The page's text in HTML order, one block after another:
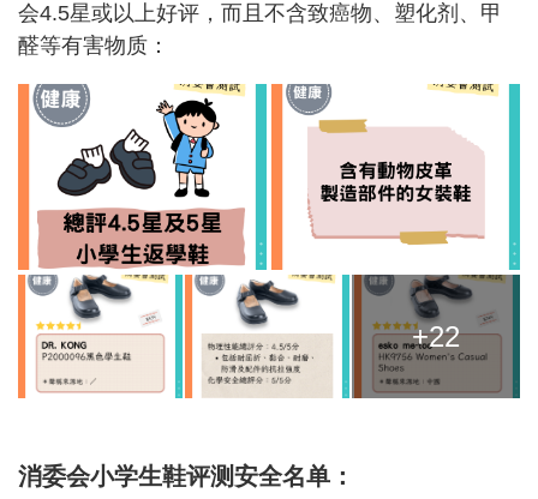
会4.5星或以上好评，而且不含致癌物、塑化剂、甲
醛等有害物质：
+22
消委会小学生鞋评测安全名单：